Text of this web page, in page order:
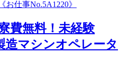
費無料！未経験
造マシンオペレータ